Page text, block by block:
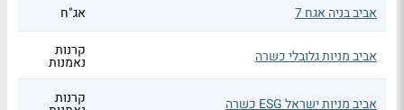
אביב בניה אגח 7 אג"ח
אביב מניות גלובלי כשרה קרנות
נאמנות
אביב מניות ישראל ESG כשרה קרנות